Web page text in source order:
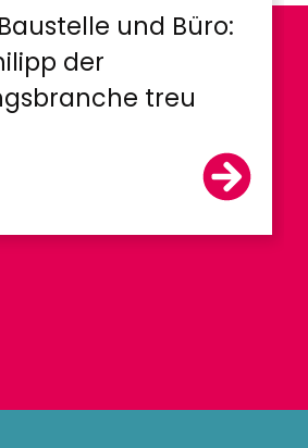
und Büro:
der
treu